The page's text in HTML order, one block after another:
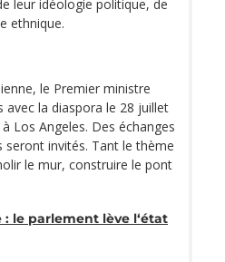
leur idéologie politique, de
ethnique.
le Premier ministre
avec la diaspora le 28 juillet
Los Angeles. Des échanges
seront invités. Tant le thème
le mur, construire le pont
: le parlement lève l‘état